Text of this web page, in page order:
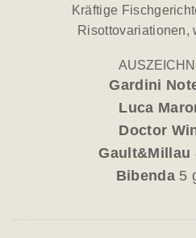
Kräftige
Risottovariationen,
Gardini
Luca
Doctor
Gault&Millau
Bibenda5